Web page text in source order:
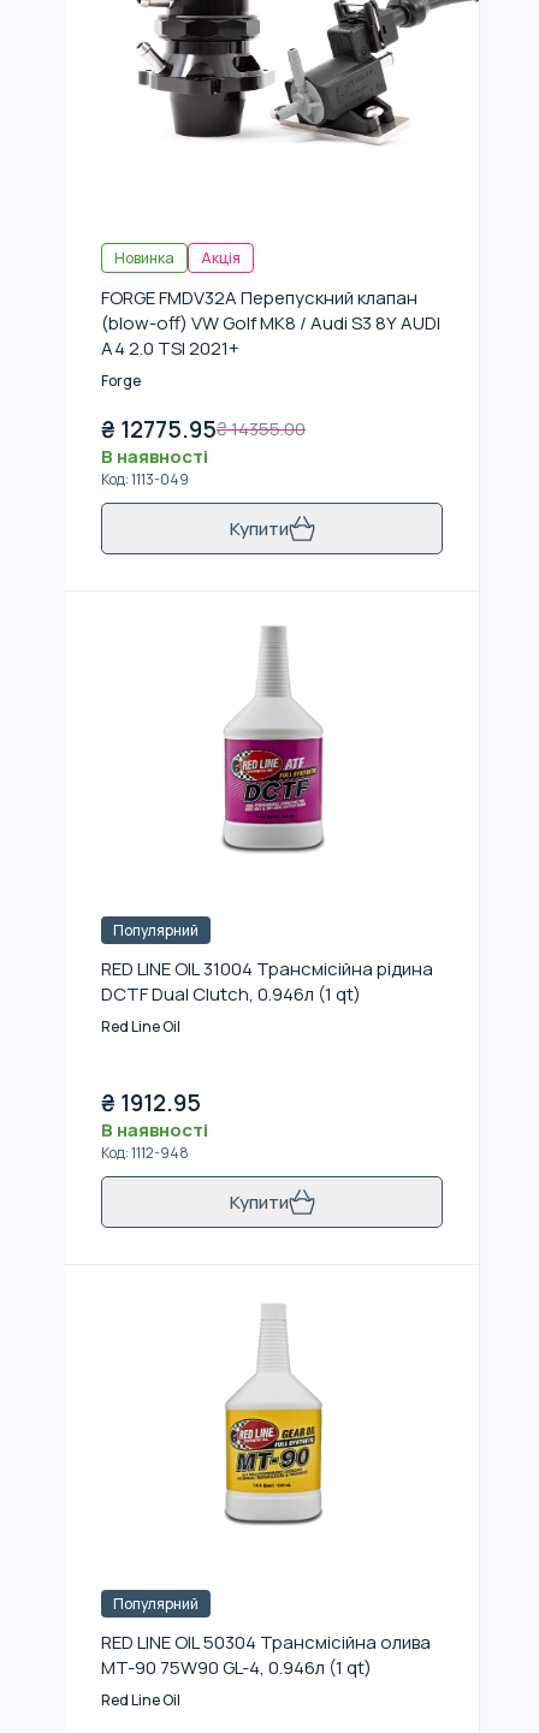
Новинка Акція
FORGE FMDV32A Перепускний клапан
(blow-off) VW Golf MK8 / Audi S3 8Y AUDI
A4 2.0 TSI 2021+
Forge
₴ 12775.95₴14355.00
В наявності
Код:1113-049
Купити
Популярний
RED LINE OIL 31004 Трансмісійна рідина
DCTF Dual Clutch, 0.946л (1 qt)
Red Line Oil
₴ 1912.95
В наявності
Код:1112-948
Купити
Популярний
RED LINE OIL 50304 Трансмісійна олива
MT-90 75W90 GL-4, 0.946л (1 qt)
Red Line Oil